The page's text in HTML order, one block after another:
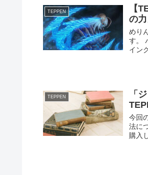
TEPPEN
【
の力
めり
す。
イン
TEPPEN
「
今回
法に
購入